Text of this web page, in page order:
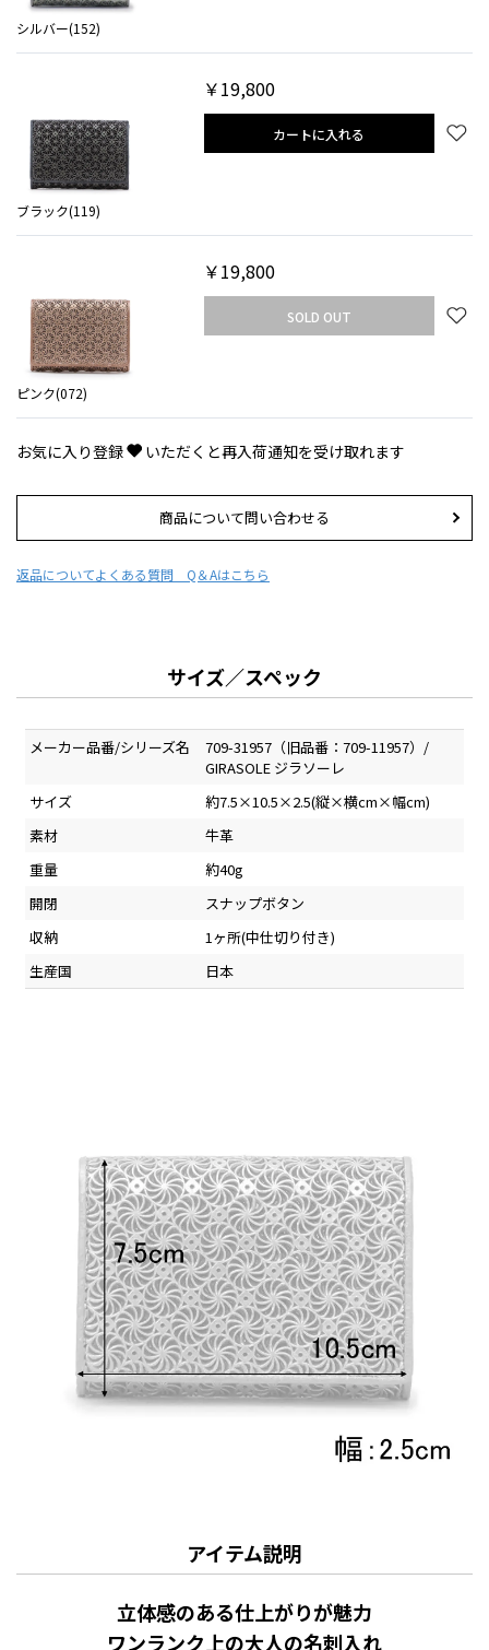
シルバー(152)
ブラック(119)
￥19,800
カートに入れる
ピンク(072)
￥19,800
SOLD OUT
お気に入り登録 いただくと再入荷通知を受け取れます
商品について問い合わせる
返品についてよくある質問 Q＆Aはこちら
サイズ／スペック
メーカー品番/シリーズ名
709-31957（旧品番：709-11957）/
GIRASOLE ジラソーレ
サイズ
約7.5×10.5×2.5(縦×横cm×幅cm)
素材
牛革
重量
約40g
開閉
スナップボタン
収納
1ヶ所(中仕切り付き)
生産国
日本
アイテム説明
立体感のある仕上がりが魅力
ワンランク上の大人の名刺入れ